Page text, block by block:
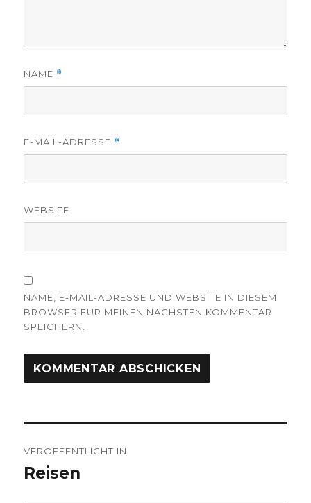
NAME *
E-MAIL-ADRESSE *
WEBSITE
NAME, E-MAIL-ADRESSE UND WEBSITE IN DIESEM
BROWSER FÜR MEINEN NÄCHSTEN KOMMENTAR
SPEICHERN.
VERÖFFENTLICHT IN
Reisen